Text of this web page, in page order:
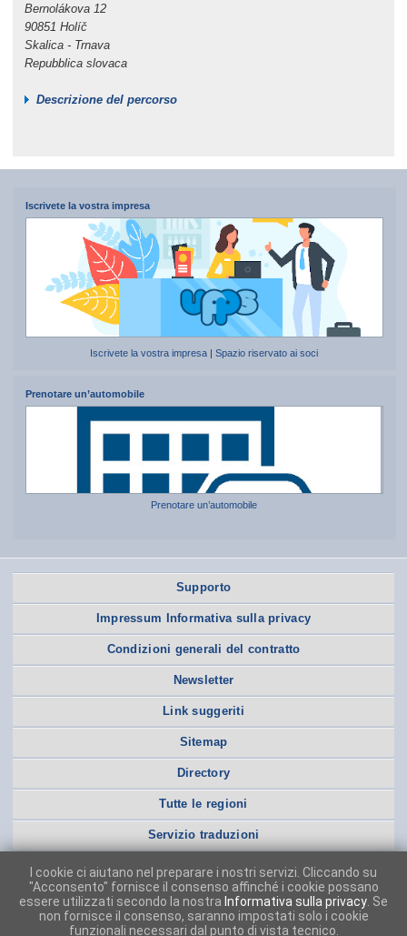
Bernolákova 12
90851 Holíč
Skalica - Trnava
Repubblica slovaca
Descrizione del percorso
Iscrivete la vostra impresa
Iscrivete la vostra impresa |Spazio riservato ai soci
Prenotare un’automobile
Prenotare un’automobile
Supporto
Impressum Informativa sulla privacy
Condizioni generali del contratto
Newsletter
Link suggeriti
Sitemap
Directory
Tutte le regioni
Servizio traduzioni
I cookie ci aiutano nel preparare i nostri servizi. Cliccando su
"Acconsento" fornisce il consenso affinché i cookie possano
essere utilizzati secondo la nostra Informativa sulla privacy . Se
non fornisce il consenso, saranno impostati solo i cookie
funzionali necessari dal punto di vista tecnico.